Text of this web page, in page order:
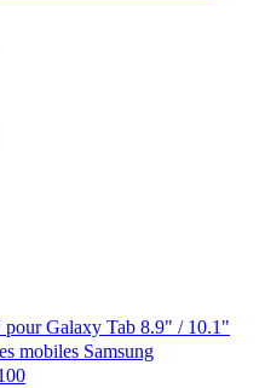
Galaxy Tab 8.9" / 10.1"
mobiles Samsung